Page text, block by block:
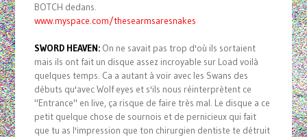
BOTCH dedans.
www.myspace.com/thesearmsaresnakes
SWORD HEAVEN:On ne savait pas trop d'où ils sortaient
mais ils ont fait un disque assez incroyable sur Load voilà
quelques temps. Ca a autant à voir avec les Swans des
débuts qu'avec Wolf eyes et s'ils nous réinterprètent ce
"Entrance" en live, ça risque de faire très mal. Le disque a ce
petit quelque chose de sournois et de pernicieux qui fait
que tu as l'impression que ton chirurgien dentiste te détruit